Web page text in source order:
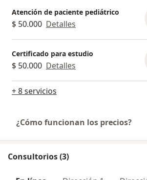
Atención de paciente pediátrico
$ 50.000 Detalles
Certificado para estudio
$ 50.000 Detalles
+ 8 servicios
¿Cómo funcionan los precios?
Consultorios (3)